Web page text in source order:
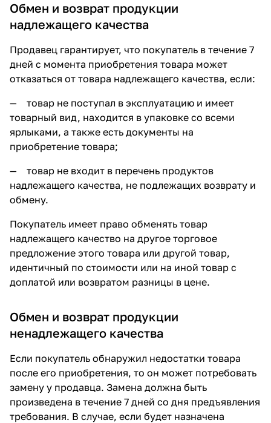
Обмен и возврат продукции
надлежащего качества
Продавец гарантирует, что покупатель в течение 7
дней с момента приобретения товара может
отказаться от товара надлежащего качества, если:
— товар не поступал в эксплуатацию и имеет
товарный вид, находится в упаковке со всеми
ярлыками, а также есть документы на
приобретение товара;
— товар не входит в перечень продуктов
надлежащего качества, не подлежащих возврату и
обмену.
Покупатель имеет право обменять товар
надлежащего качество на другое торговое
предложение этого товара или другой товар,
идентичный по стоимости или на иной товар с
доплатой или возвратом разницы в цене.
Обмен и возврат продукции
ненадлежащего качества
Если покупатель обнаружил недостатки товара
после его приобретения, то он может потребовать
замену у продавца. Замена должна быть
произведена в течение 7 дней со дня предъявления
требования. В случае, если будет назначена